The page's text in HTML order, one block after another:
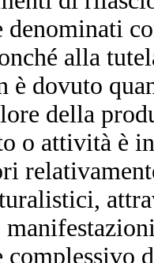
denominati
alla
è dovuto
della
o attività è